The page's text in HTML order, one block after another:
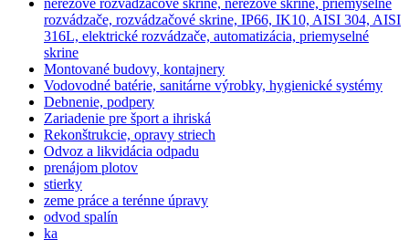
rozvádzače, rozvádzačové skrine, IP66, IK10, AISI 304, AISI
316L, elektrické rozvádzače, automatizácia, priemyselné
skrine
Montované budovy, kontajnery
Vodovodné batérie, sanitárne výrobky, hygienické systémy
Debnenie, podpery
Zariadenie pre šport a ihriská
Rekonštrukcie, opravy striech
Odvoz a likvidácia odpadu
prenájom plotov
stierky
zeme práce a terénne úpravy
odvod spalín
ka